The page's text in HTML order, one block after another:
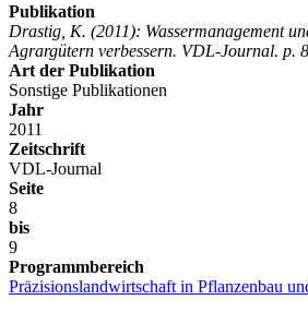
Publikation
Drastig, K. (2011): Wassermanagement
Agrargütern verbessern. VDL-Journal. p.
Art der Publikation
Sonstige Publikationen
Jahr
2011
Zeitschrift
VDL-Journal
Seite
8
bis
9
Programmbereich
Präzisionslandwirtschaft in Pflanzenbau